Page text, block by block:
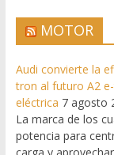
MOTOR
Audi convierte la
tron al futuro A2
eléctrica 7 agosto
La marca de los
potencia para